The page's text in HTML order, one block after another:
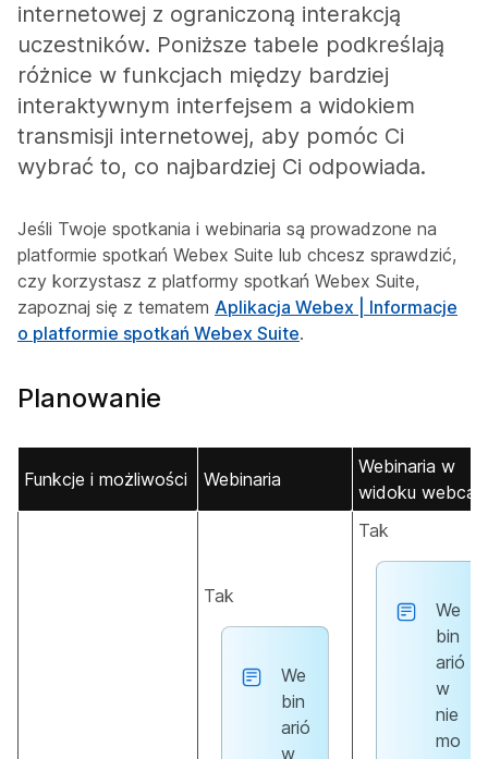
internetowej z ograniczoną interakcją
uczestników. Poniższe tabele podkreślają
różnice w funkcjach między bardziej
interaktywnym interfejsem a widokiem
transmisji internetowej, aby pomóc Ci
wybrać to, co najbardziej Ci odpowiada.
Jeśli Twoje spotkania i webinaria są prowadzone na
platformie spotkań Webex Suite lub chcesz sprawdzić,
czy korzystasz z platformy spotkań Webex Suite,
zapoznaj się z tematem Aplikacja Webex | Informacje
o platformie spotkań Webex Suite.
Planowanie
Funkcje i możliwości Webinaria
Webinaria w
widoku
Tak
We
bin
arió
w
Tak
We
bin
arió
w
nie
mo